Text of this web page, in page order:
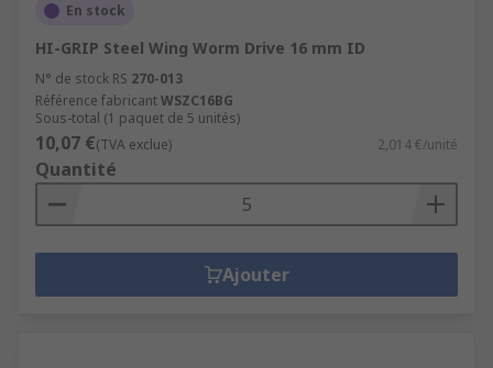
En stock
HI-GRIP Steel Wing Worm Drive 16 mm ID
N° de stock RS 270-013
Référence fabricantWSZC16BG
Sous-total (1 paquet de 5 unités)
10,07 €(TVA exclue) 2,014 €/unité
Quantité
Ajouter